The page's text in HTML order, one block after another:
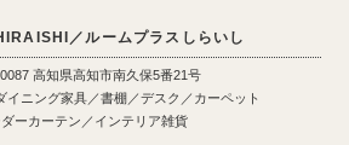
／ルームプラスしらいし
高知県高知市南久保5番21号
イニング家具／書棚／デスク／カーペット
ーカーテン／インテリア雑貨